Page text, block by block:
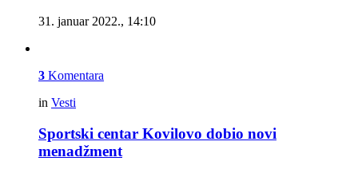
31. januar 2022., 14:10
3 Komentara
in Vesti
Sportski centar Kovilovo dobio novi
menadžment